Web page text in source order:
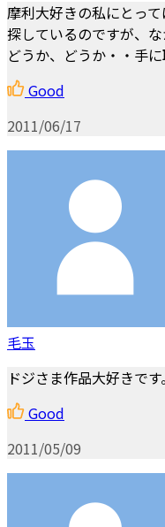
摩利大好きの私にとっ
探しているのですが、
どうか、どうか・・手
Good
2011/06/17
毛玉
ドジさま作品大好きです。
Good
2011/05/09